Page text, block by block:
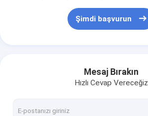
Şimdi başvurun
Mesaj Bırakın
Hızlı Cevap Vereceğiz